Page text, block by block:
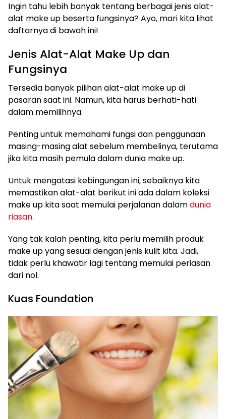
Ingin tahu lebih banyak tentang berbagai jenis alat-
alat make up beserta fungsinya? Ayo, mari kita lihat
daftarnya di bawah ini!
Jenis Alat-Alat Make Up dan
Fungsinya
Tersedia banyak pilihan alat-alat make up di
pasaran saat ini. Namun, kita harus berhati-hati
dalam memilihnya.
Penting untuk memahami fungsi dan penggunaan
masing-masing alat sebelum membelinya, terutama
jika kita masih pemula dalam dunia make up.
Untuk mengatasi kebingungan ini, sebaiknya kita
memastikan alat-alat berikut ini ada dalam koleksi
make up kita saat memulai perjalanan dalamdunia
riasan.
Yang tak kalah penting, kita perlu memilih produk
make up yang sesuai dengan jenis kulit kita. Jadi,
tidak perlu khawatir lagi tentang memulai periasan
dari nol.
Kuas Foundation